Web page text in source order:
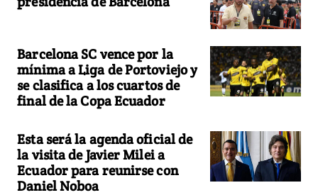
Barcelona SC vence por la
mínima a Liga de Portoviejo y
se clasifica a los cuartos de
final de la Copa Ecuador
Esta será la agenda oficial de
la visita de Javier Milei a
Ecuador para reunirse con
Daniel Noboa